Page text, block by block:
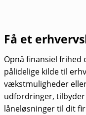
Få et
Opnå finansiel frihed
pålidelige kilde til
vækstmuligheder
udfordringer,
låneløsninger til dit